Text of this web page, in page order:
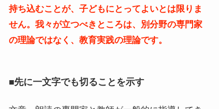
持ち込むことが、子どもにとってよいとは限りま
せん。我々が立つべきところは、別分野の専門家
の理論ではなく、教育実践の理論です。
■先に一文字でも切ることを示す